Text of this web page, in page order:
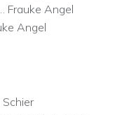
Frauke Angel
Angel